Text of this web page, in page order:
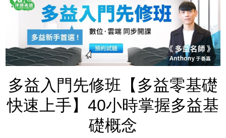
多益入門先修班【多益零基礎
快速上手】40小時掌握多益基
礎概念